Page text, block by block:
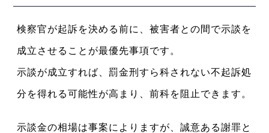
検察官が起訴を決める前に、被害者との間で示談を
成立させることが最優先事項です。
示談が成立すれば、罰金刑すら科されない不起訴処
分を得れる可能性が高まり、前科を阻止できます。
示談金の相場は事案によりますが、誠意ある謝罪と